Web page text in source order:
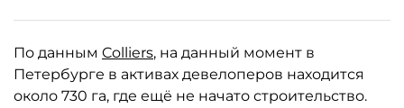
По данным Colliers, на данный момент в
Петербурге в активах девелоперов находится
около 730 га, где ещё не начато строительство.